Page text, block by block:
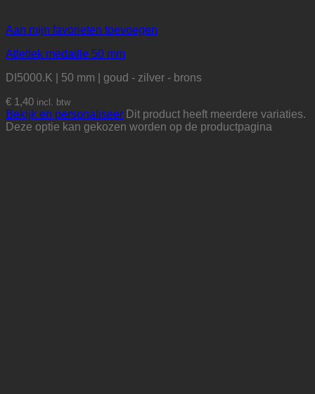
Aan mijn favorieten toevoegen
Atletiek medaille 50 mm
DI5000.K | 50 mm | goud - zilver - brons
€ 1,40 incl. btw
Bekijk en personaliseer Dit product heeft meerdere variaties.
Deze optie kan gekozen worden op de productpagina